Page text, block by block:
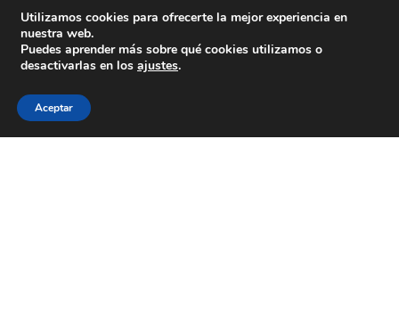
Colexio La Salle Santiago
Aviso Legal
Política de cookies
Política de privacidad
Utilizamos cookies para ofrecerte la mejor experiencia en
nuestra web.
Puedes aprender más sobre qué cookies utilizamos o
desactivarlas en los ajustes.
Aceptar